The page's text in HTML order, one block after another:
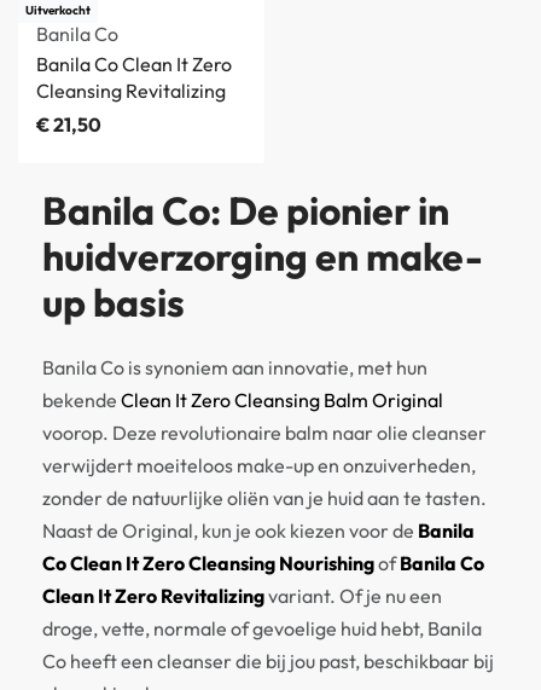
Uitverkocht
Banila Co
Banila Co Clean It Zero
Cleansing Revitalizing
€21,50
Banila Co: De pionier in
huidverzorging en make-
up basis
Banila Co is synoniem aan innovatie, met hun
bekende Clean It Zero Cleansing Balm Original
voorop. Deze revolutionaire balm naar olie cleanser
verwijdert moeiteloos make-up en onzuiverheden,
zonder de natuurlijke oliën van je huid aan te tasten.
Naast de Original, kun je ook kiezen voor de Banila
Co Clean It Zero Cleansing NourishingofBanila Co
Clean It Zero Revitalizingvariant. Of je nu een
droge, vette, normale of gevoelige huid hebt, Banila
Co heeft een cleanser die bij jou past, beschikbaar bij